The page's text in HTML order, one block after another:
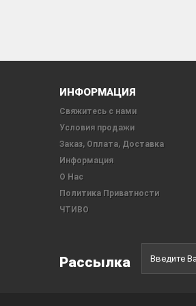
ИНФОРМАЦИЯ
Свяжитесь с нами
Условия продажи
Заказ, Оплата, Доставка
Информация
О Нас
Политика Приватности
ЧТИВО
Рассылка